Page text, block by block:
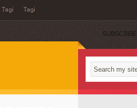
Tagi Tagi
SUBSCRIBE